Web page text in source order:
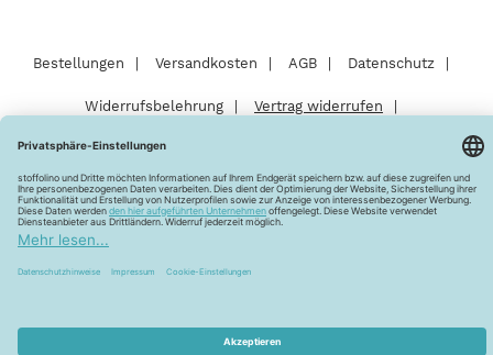
Bestellungen Versandkosten AGB Datenschutz
Widerrufsbelehrung Vertrag widerrufen
Barrierefreiheitserklärung
Kontakt Lagerverkauf FAQ Impressum